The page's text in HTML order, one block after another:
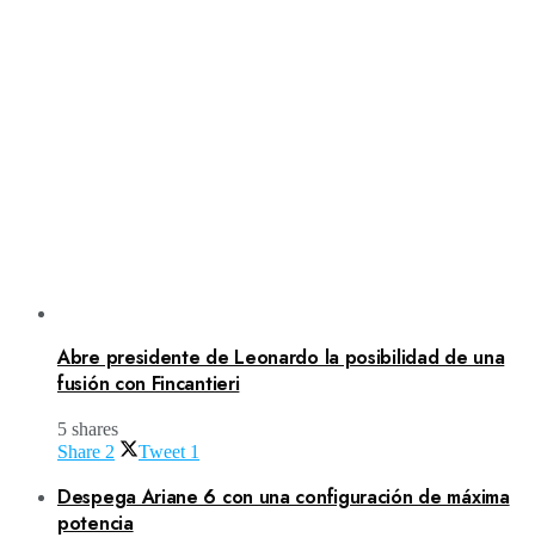
Abre presidente de Leonardo la posibilidad de una
fusión con Fincantieri
5 shares
Share 2 Tweet 1
Despega Ariane 6 con una configuración de máxima
potencia